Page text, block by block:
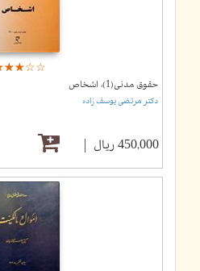
☆☆☆☆
★★★★
حقوق مدنی(1)، اشخاص
دکتر مرتضی یوسف زاده
450,000 ریال